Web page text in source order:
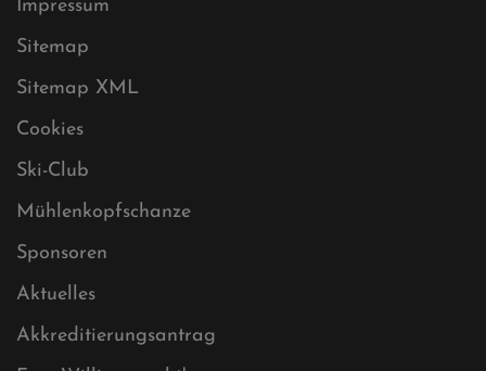
Impressum
Sitemap
Sitemap XML
Cookies
Ski-Club
Mühlenkopfschanze
Sponsoren
Aktuelles
Akkreditierungsantrag